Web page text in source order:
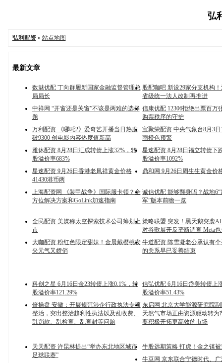
弘
弘利配资» 站点地图
最新文章
数魅优配 丁向群履新国家金融监督管理总
局局长
股配咖吧 新设29家分支机构
省级统一法人改制再推进
中祥网 “开窗还是关窗”不该是两难的选择
题
信康优配 12306拒绝出票百万
购票秩序的守护
万利配资 《哪吒2》爱奇艺开播当日热度
破9300 创电影内容热度值新高
宝聚荣配资 中央气象台8月3
雨橙色预警
雅休配资 8月28日汇成转债上涨32%，转
股溢价率683%
星速配资 8月28日福立转债下
股溢价率1092%
星速配资 9月26日香港老凤祥黄金价格
41430港币两
鼎和网 9月26日周生生黄金价
上海配资网 《装甲战争》国际服卡顿？全
方位解决方案和GoLink加速指南
诚信优配 能够翻身吗？战地
军”版本前瞻一览
全民配资 美媒称太空探索技术公司筹划上
市
策略联盟 突发！黑天鹅突袭
对谷歌展开反垄断调查 Meta
大咖配资 粉红色限定甜妹！金晨戴樱桃发
夹元气又娇俏
牛道配资 陈雪凝老公承认有
的关系早已妥善结束
科创之星 6月16日金23转债上涨0.1%，转
股溢价率121.29%
信弘优配 6月16日岱美转债上
股溢价率51.43%
倍操盘 安徽：开展规范涉企行政执法专项
整治，突出整治趋利性执法以及乱收费、
乱罚款、乱检查、乱查封等问题
东启网 北京大学能源研究院
天然气市场正由资源驱动转为
要积极开拓更高效的市场
天天配资 许昆林提出“举办东北地区城市
足球联赛”
牛股远期策略 打虎！金之镇
牛豆网 京东联合宁德时代、